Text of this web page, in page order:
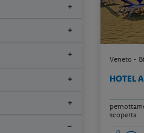
Veneto -
HOTEL
scoperta